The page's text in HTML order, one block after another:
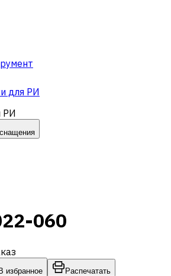
для РИ
РИ
060
В избранное Распечатать